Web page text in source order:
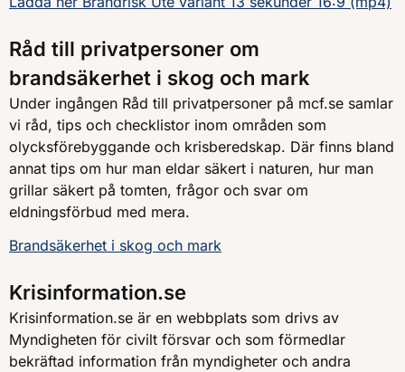
Råd till privatpersoner om
brandsäkerhet i skog och mark
Under ingången Råd till privatpersoner på mcf.se samlar
vi råd, tips och checklistor inom områden som
olycksförebyggande och krisberedskap. Där finns bland
annat tips om hur man eldar säkert i naturen, hur man
grillar säkert på tomten, frågor och svar om
eldningsförbud med mera.
Brandsäkerhet i skog och mark
Krisinformation.se
Krisinformation.se är en webbplats som drivs av
Myndigheten för civilt försvar och som förmedlar
bekräftad information från myndigheter och andra